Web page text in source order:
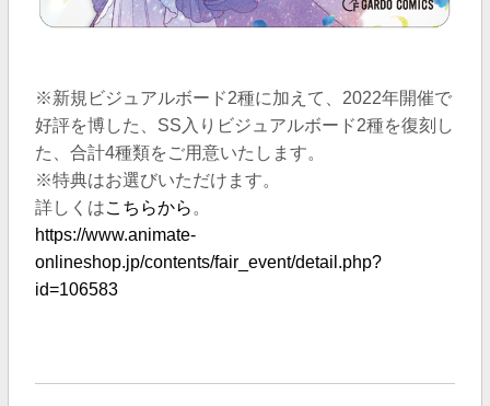
※新規ビジュアルボード2種に加えて、2022年開催で
好評を博した、SS入りビジュアルボード2種を復刻し
た、合計4種類をご用意いたします。
※特典はお選びいただけます。
詳しくはこちらから 。
https://www.animate-
onlineshop.jp/contents/fair_event/detail.php?
id=106583